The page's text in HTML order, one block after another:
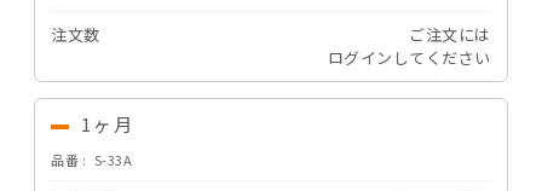
注文数
ご注文には
ログイン してください
1ヶ月
品番 S-33A